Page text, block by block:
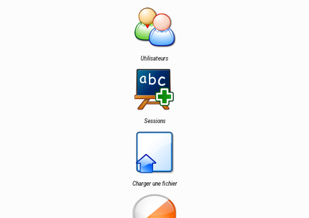
Utilisateurs
Sessions
Charger une fichier